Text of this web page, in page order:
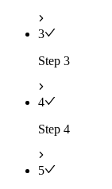
3
Step 3
4
Step 4
5